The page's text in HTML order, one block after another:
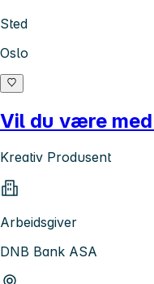
Sted
Oslo
Vil du være
Kreativ Produsent
Arbeidsgiver
DNB Bank ASA